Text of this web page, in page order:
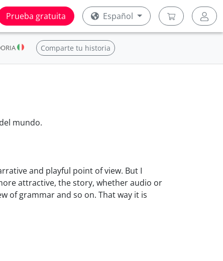
Prueba gratuita Español
Comparte tu historia
mundo.
and playful point of view. But I
attractive, the story, whether audio or
of grammar and so on. That way it is